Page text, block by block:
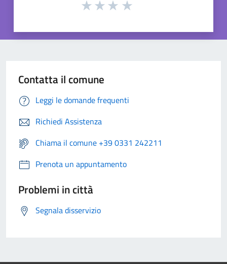
Contatta il comune
Leggi le domande frequenti
Richiedi Assistenza
Chiama il comune +39 0331 242211
Prenota un appuntamento
Problemi in città
Segnala disservizio